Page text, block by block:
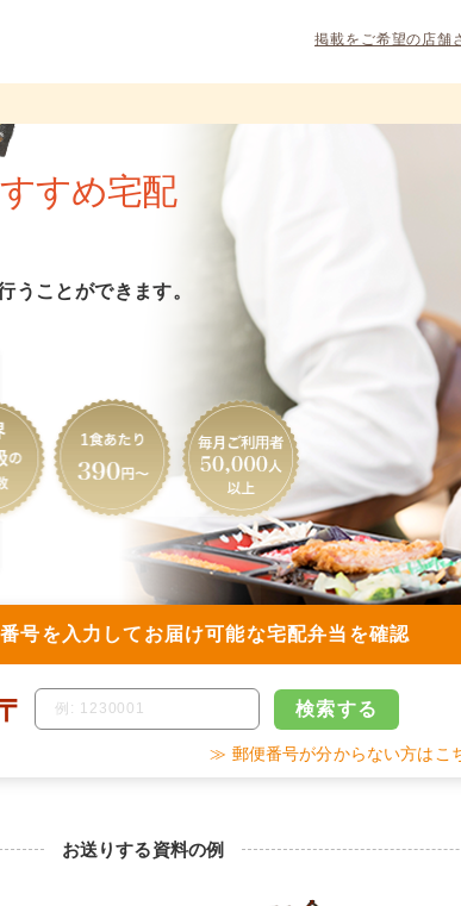
掲載をご希望の店舗
すめ宅配
うことができます。
号を入力して お届け可能な宅配弁当を確認
検索する
≫ 郵便番号が分からない方はこ
お送りする資料の例